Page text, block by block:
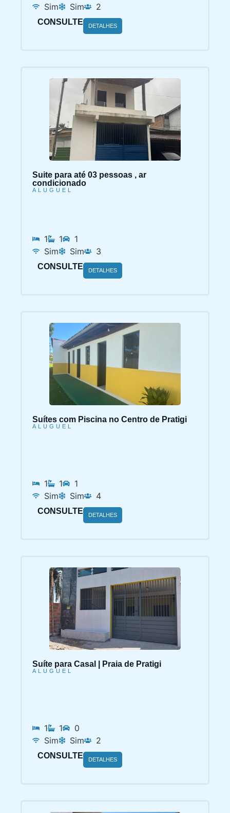
Sim
Sim 2
CONSULTE DETALHES
Suite para até 03 pessoas , ar
condicionado
ALUGUEL
1 1
1
Sim
Sim 3
CONSULTE DETALHES
Suítes com Piscina no Centro de Pratigi
ALUGUEL
1 1
1
Sim
Sim 4
CONSULTE DETALHES
Suíte para Casal | Praia de Pratigi
ALUGUEL
1 1
0
Sim
Sim 2
CONSULTE DETALHES